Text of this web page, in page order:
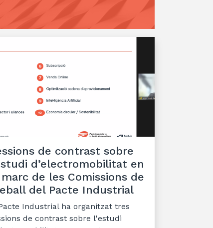
de contrast sobre
d’electromobilitat en
de les Comissions de
del Pacte Industrial
Industrial ha organitzat tres
de contrast sobre l'estudi